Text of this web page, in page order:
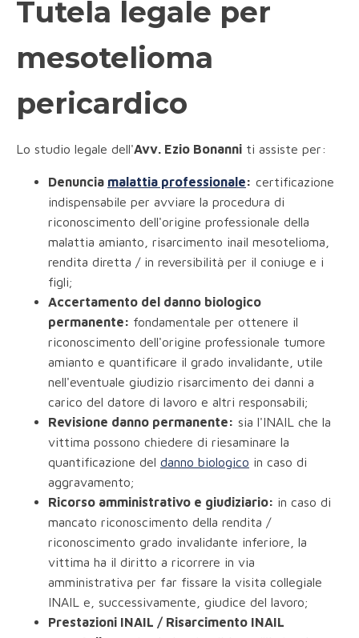
Tutela legale per
mesotelioma
pericardico
Lo studio legale dell'Avv. Ezio Bonanni ti assiste per:
Denuncia malattia professionale: certificazione
indispensabile per avviare la procedura di
riconoscimento dell'origine professionale della
malattia amianto, risarcimento inail mesotelioma,
rendita diretta / in reversibilità per il coniuge e i
figli;
Accertamento del danno biologico
permanente: fondamentale per ottenere il
riconoscimento dell'origine professionale tumore
amianto e quantificare il grado invalidante, utile
nell'eventuale giudizio risarcimento dei danni a
carico del datore di lavoro e altri responsabili;
Revisione danno permanente: sia l'INAIL che la
vittima possono chiedere di riesaminare la
quantificazione del danno biologico in caso di
aggravamento;
Ricorso amministrativo e giudiziario: in caso di
mancato riconoscimento della rendita /
riconoscimento grado invalidante inferiore, la
vittima ha il diritto a ricorrere in via
amministrativa per far fissare la visita collegiale
INAIL e, successivamente, giudice del lavoro;
Prestazioni INAIL / Risarcimento INAIL